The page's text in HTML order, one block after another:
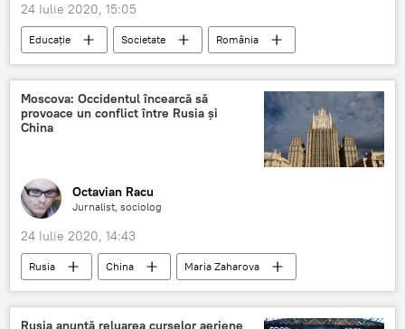
24 Iulie 2020, 15:05
Educație Societate
România
Coronavirus
Vaccinare
Moscova: Occidentul încearcă să
provoace un conflict între Rusia și
China
Octavian Racu
Jurnalist, sociolog
24 Iulie 2020, 14:43
Rusia China Maria Zaharova
Rusia anunță reluarea curselor aeriene